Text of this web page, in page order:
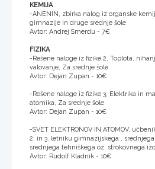
KEMIJA
-ANENIN, zbirka nalog iz organske
gimnazije in druge srednje šole
Avtor: Andrej Smerdu - 7€
FIZIKA
-Rešene naloge iz fizike 2, Toplota,
valovanje, Za srednje šole
Avtor: Dejan Zupan - 10€
-Rešene naloge iz fizike 3, Elektrika in
atomika, Za srednje šole
Avtor: Dejan Zupan - 10€
-SVET ELEKTRONOV IN ATOMOV,
2. in 3. letniku gimnazijskega ,
srednjega tehniškega oz. strokovnega
Avtor: Rudolf Kladnik - 10€